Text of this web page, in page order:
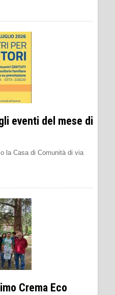
eventi del mese di
la Casa di Comunità di via
Crema Eco